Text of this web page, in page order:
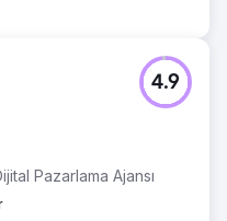
Pazarlama Ajansı
4.9